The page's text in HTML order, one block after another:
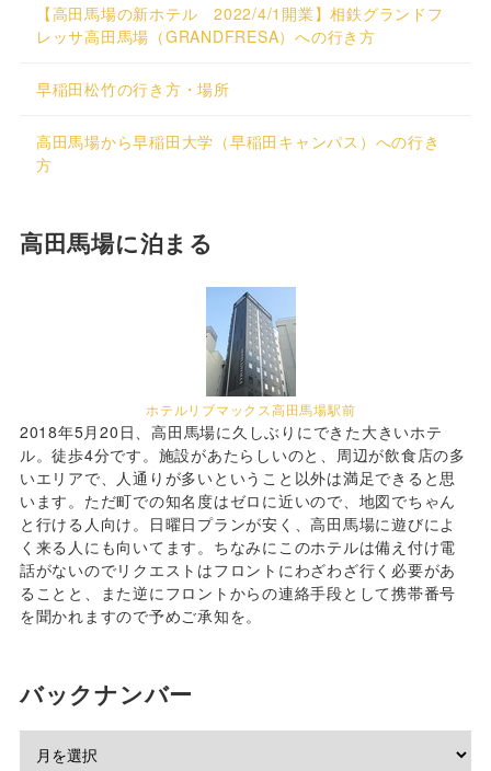
【高田馬場の新ホテル 2022/4/1開業】相鉄グランドフ
レッサ高田馬場（GRANDFRESA）への行き方
早稲田松竹の行き方・場所
高田馬場から早稲田大学（早稲田キャンパス）への行き
方
高田馬場に泊まる
ホテルリブマックス高田馬場駅前
2018年5月20日、高田馬場に久しぶりにできた大きいホテ
ル。徒歩4分です。施設があたらしいのと、周辺が飲食店の多
いエリアで、人通りが多いということ以外は満足できると思
います。ただ町での知名度はゼロに近いので、地図でちゃん
と行ける人向け。日曜日プランが安く、高田馬場に遊びによ
く来る人にも向いてます。ちなみにこのホテルは備え付け電
話がないのでリクエストはフロントにわざわざ行く必要があ
ることと、また逆にフロントからの連絡手段として携帯番号
を聞かれますので予めご承知を。
バックナンバー